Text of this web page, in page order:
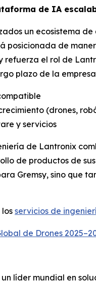
de IA
un ecosistema
posicionada de
refuerza el rol de
plazo de la
(drones,
y servicios
de Lantronix
de productos de
Gremsy, sino que
servicios de
de Drones
un líder mundial en